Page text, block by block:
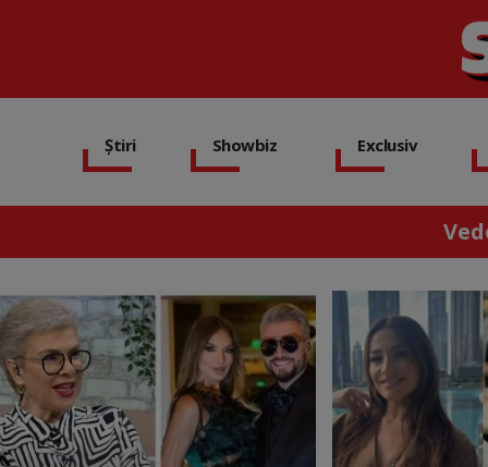
Știri Showbiz Exclusiv